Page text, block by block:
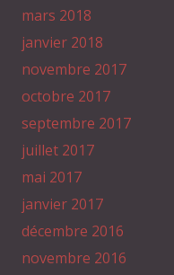
mars 2018
janvier 2018
novembre 2017
octobre 2017
septembre 2017
juillet 2017
mai 2017
janvier 2017
décembre 2016
novembre 2016